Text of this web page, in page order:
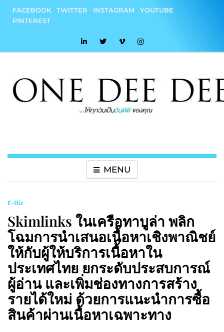
content
FACEBOOK TWITTER INSTAGRAM
YOUTUBE
PINTEREST
MENU
E-Biz
Skimlinks ในเครือทาบูล่า พลิก
โฉมการนำเสนอเนื้อหาเชิงพาณิชย์
ให้กับผู้ให้บริการเนื้อหาใน
ประเทศไทย ยกระดับประสบการณ์
ผู้อ่าน และเพิ่มช่องทางการสร้าง
รายได้ใหม่ ด้วยการแนะนำการซื้อ
สินค้าผ่านเนื้อหาเฉพาะทาง